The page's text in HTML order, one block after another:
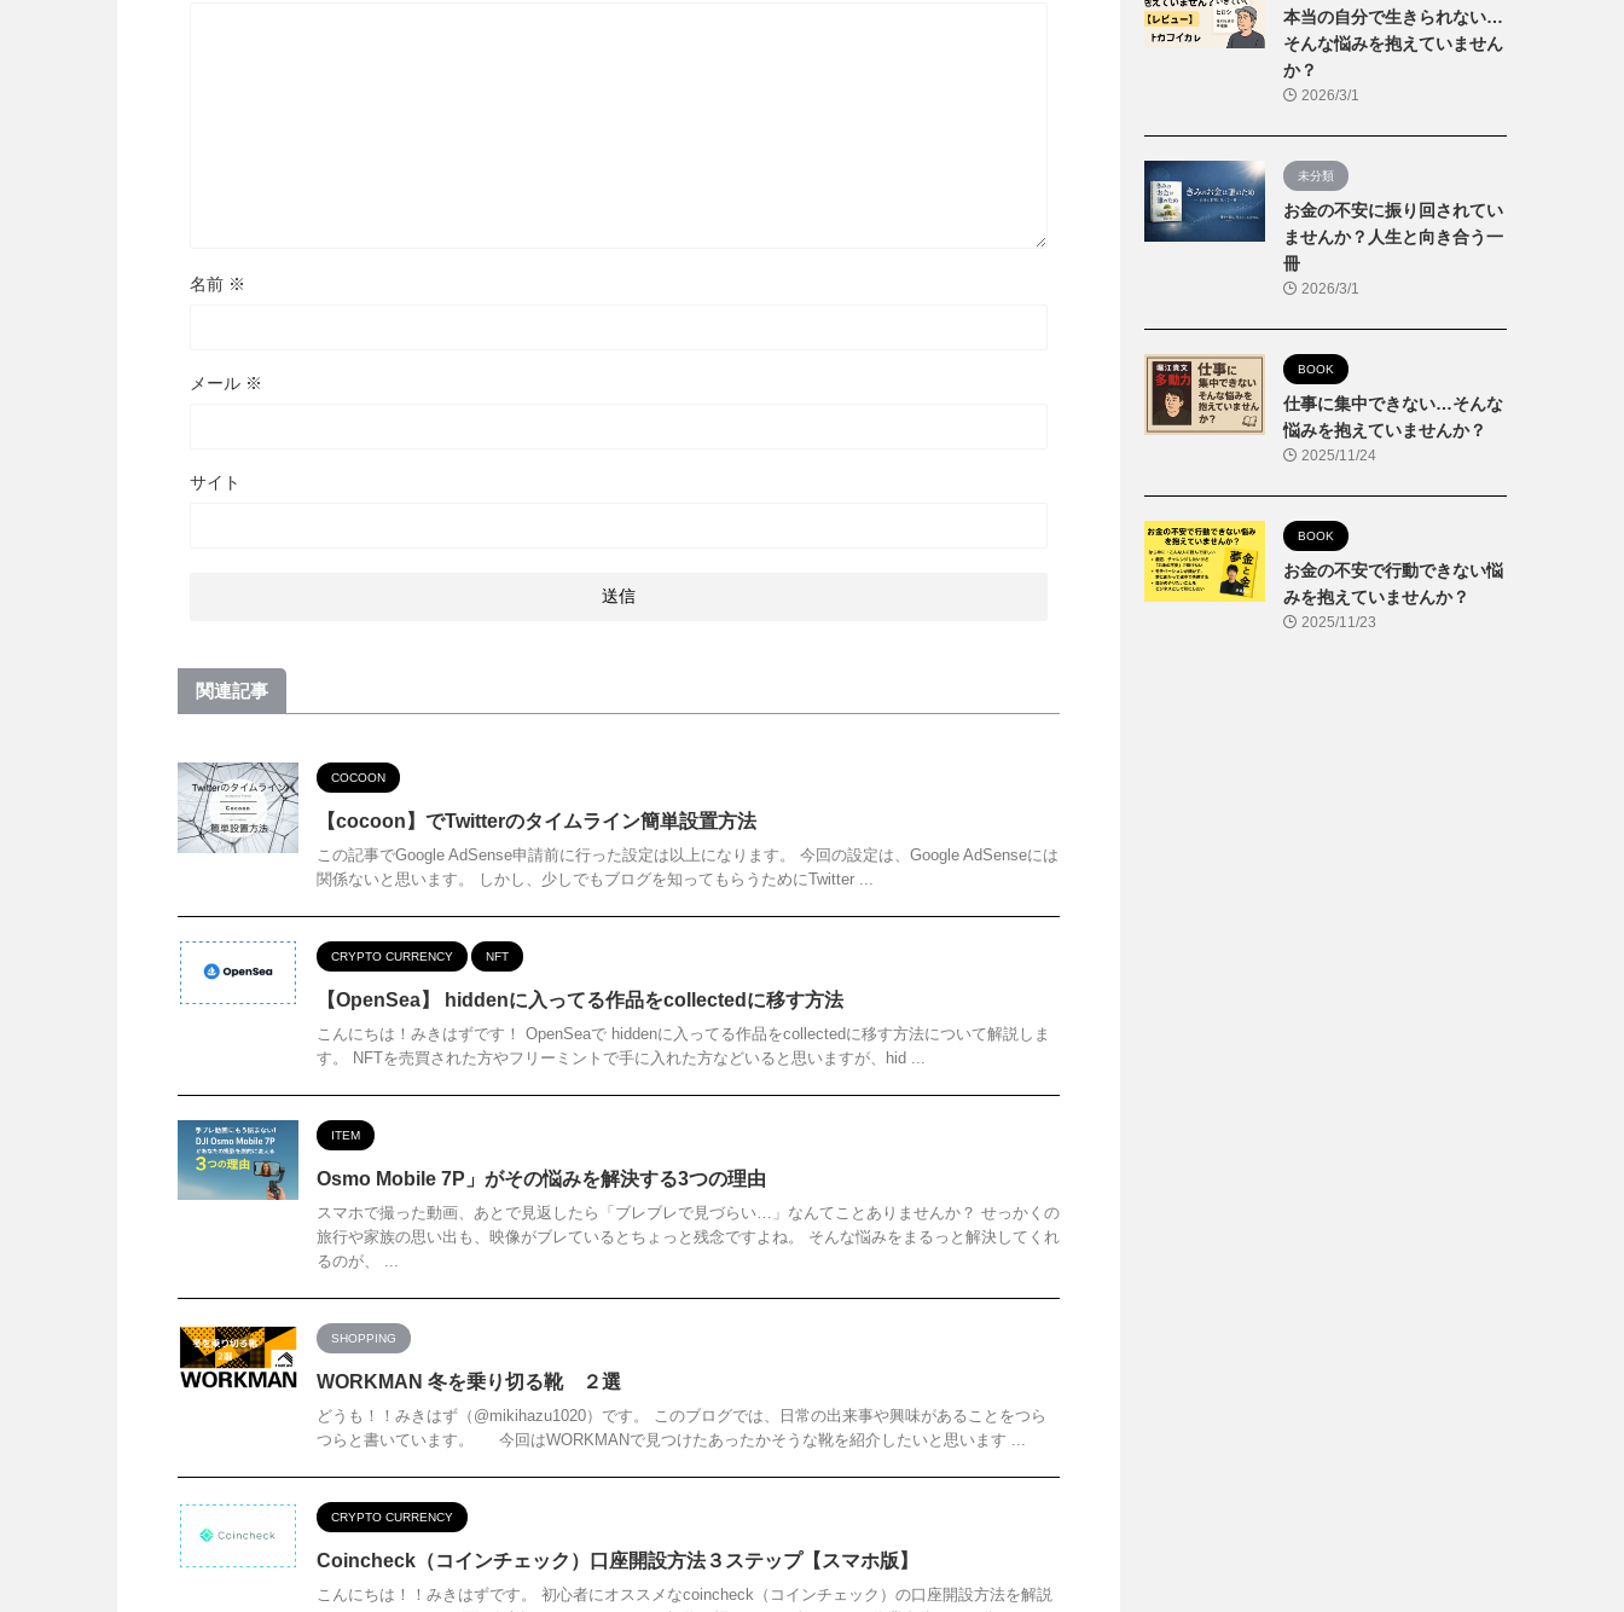
名前 ※
メール ※
サイト
関連記事
COCOON
【cocoon】でTwitterのタイムライン簡単設置方法
この記事でGoogle AdSense申請前に行った設定は以上になります。 今回の設定は、Google AdSenseには
関係ないと思います。 しかし、少しでもブログを知ってもらうためにTwitter ...
CRYPTO CURRENCY NFT
【OpenSea】 hiddenに入ってる作品をcollectedに移す方法
こんにちは！みきはずです！ OpenSeaで hiddenに入ってる作品をcollectedに移す方法について解説しま
す。 NFTを売買された方やフリーミントで手に入れた方などいると思いますが、hid ...
ITEM
Osmo Mobile 7P」がその悩みを解決する3つの理由
スマホで撮った動画、あとで見返したら「ブレブレで見づらい…」なんてことありませんか？ せっかくの
旅行や家族の思い出も、映像がブレているとちょっと残念ですよね。 そんな悩みをまるっと解決してくれ
るのが、 ...
SHOPPING
WORKMAN 冬を乗り切る靴 ２選
どうも！！みきはず（@mikihazu1020）です。 このブログでは、日常の出来事や興味があることをつら
つらと書いています。 今回はWORKMANで見つけたあったかそうな靴を紹介したいと思います ...
CRYPTO CURRENCY
Coincheck（コインチェック）口座開設方法３ステップ【スマホ版】
こんにちは！！みきはずです。 初心者にオススメなcoincheck（コインチェック）の口座開設方法を解説
本当の自分で生きられない…
そんな悩みを抱えていません
か？
2026/3/1
未分類
お金の不安に振り回されてい
ませんか？人生と向き合う一
冊
2026/3/1
BOOK
仕事に集中できない…そんな
悩みを抱えていませんか？
2025/11/24
BOOK
お金の不安で行動できない悩
みを抱えていませんか？
2025/11/23